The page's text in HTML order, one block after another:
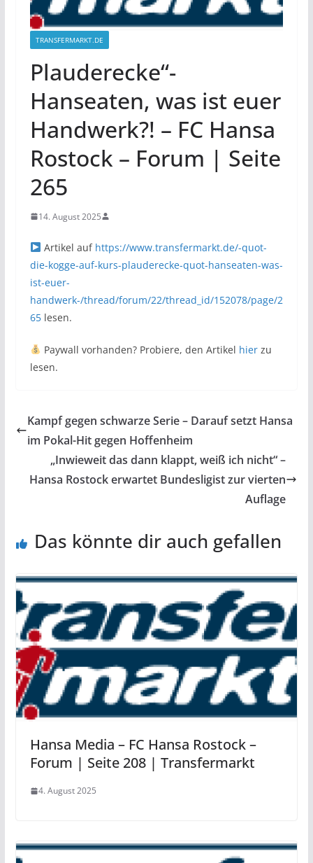
TRANSFERMARKT.DE
Plauderecke“-
Hanseaten, was ist euer
Handwerk?! – FC Hansa
Rostock – Forum | Seite
265
14. August 2025
Artikel auf https://www.transfermarkt.de/-quot-
die-kogge-auf-kurs-plauderecke-quot-hanseaten-was-
ist-euer-
handwerk-/thread/forum/22/thread_id/152078/page/2
65lesen.
Paywall vorhanden? Probiere, den Artikel hierzu
lesen.
Kampf gegen schwarze Serie – Darauf setzt Hansa
im Pokal-Hit gegen Hoffenheim
„Inwieweit das dann klappt, weiß ich nicht“ –
Hansa Rostock erwartet Bundesligist zur vierten
Auflage
Das könnte dir auch gefallen
Hansa Media – FC Hansa Rostock –
Forum | Seite 208 | Transfermarkt
4. August 2025